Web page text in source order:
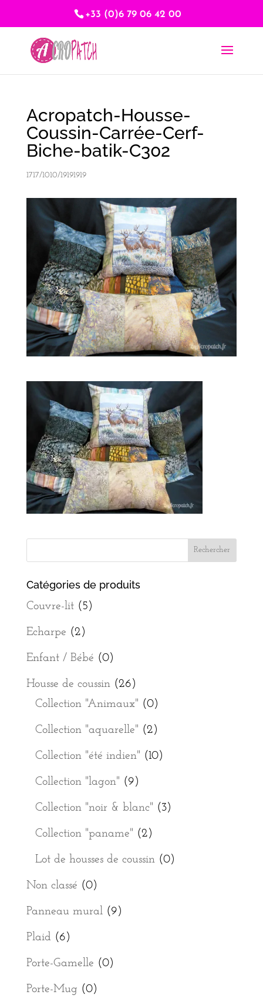
+33 (0)6 79 06 42 00
Acropatch-Housse-
Coussin-Carrée-Cerf-
Biche-batik-C302
1717/1010/19191919
Catégories de produits
Couvre-lit (5)
Echarpe (2)
Enfant / Bébé (0)
Housse de coussin (26)
Collection "Animaux" (0)
Collection "aquarelle" (2)
Collection "été indien" (10)
Collection "lagon" (9)
Collection "noir & blanc" (3)
Collection "paname" (2)
Lot de housses de coussin (0)
Non classé (0)
Panneau mural (9)
Plaid (6)
Porte-Gamelle (0)
Porte-Mug (0)